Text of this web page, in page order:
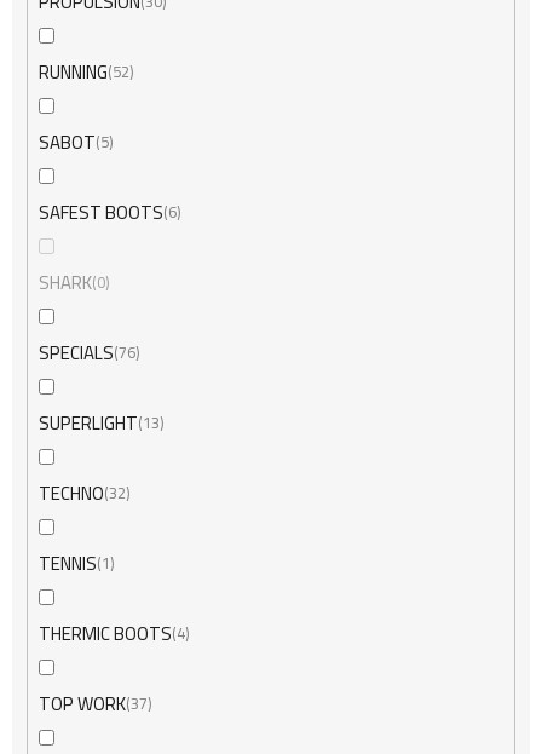
RUNNING 52
SABOT 5
SAFEST BOOTS 6
SHARK 0
SPECIALS 76
SUPERLIGHT 13
TECHNO 32
TENNIS 1
THERMIC BOOTS 4
TOP WORK37